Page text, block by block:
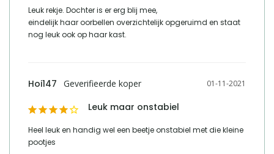
Leuk rekje. Dochter is er erg blij mee,
eindelijk haar oorbellen overzichtelijk opgeruimd en staat
nog leuk ook op haar kast.
01-11-2021
Hoi147
Leuk maar onstabiel
Heel leuk en handig wel een beetje onstabiel met die kleine
pootjes